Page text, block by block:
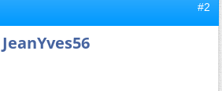
#2
JeanYves56